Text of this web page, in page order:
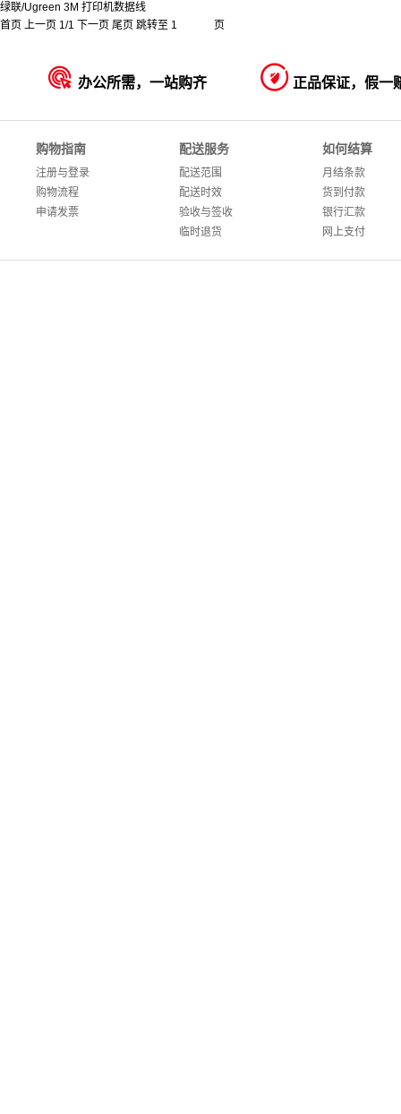
绿联/Ugreen 3M 打印机数据线
首页
上一页 1 /1 下一页 尾页 跳转至 页
 办公所需，一站购齐  正品保证，假一
购物指南
注册与登录
购物流程
申请发票
配送服务
配送范围
配送时效
验收与签收
临时退货
如何结算
月结条款
货到付款
银行汇款
网上支付